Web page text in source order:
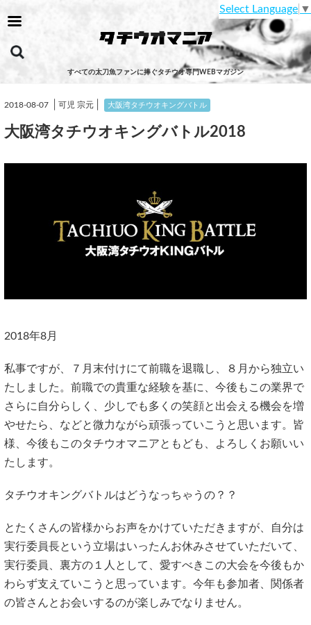
すべての太刀魚ファンに捧ぐタチウオ専門WEBマガジン
Select Language ▼
2018-08-07 可児 宗元 大阪湾タチウオキングバトル
大阪湾タチウオキングバトル2018
2018年8月
私事ですが、７月末付けにて前職を退職し、８月から独立い
たしました。前職での貴重な経験を基に、今後もこの業界で
さらに自分らしく、少しでも多くの笑顔と出会える機会を増
やせたら、などと微力ながら頑張っていこうと思います。皆
様、今後もこのタチウオマニアともども、よろしくお願いい
たします。
タチウオキングバトルはどうなっちゃうの？？
とたくさんの皆様からお声をかけていただきますが、自分は
実行委員長という立場はいったんお休みさせていただいて、
実行委員、裏方の１人として、愛すべきこの大会を今後もか
わらず支えていこうと思っています。今年も参加者、関係者
の皆さんとお会いするのが楽しみでなりません。